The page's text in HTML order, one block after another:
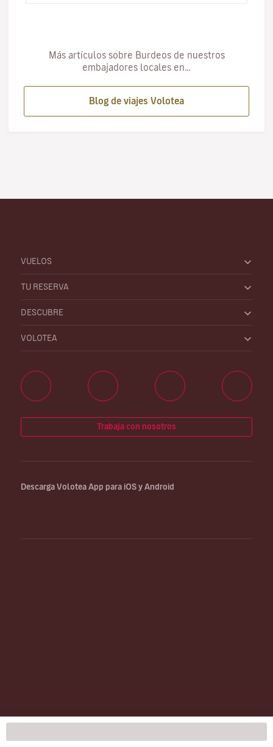
Más artículos sobre Burdeos de nuestros
embajadores locales en…
Blog de viajes Volotea
VUELOS
TU RESERVA
DESCUBRE
VOLOTEA
Trabaja con nosotros
Descarga Volotea App para iOS y Android